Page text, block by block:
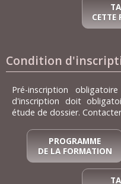
CETTE
Condition
Pré-inscription
d'inscription doit
étude de dossier.
PROGRAMME
DE LA FORMATION